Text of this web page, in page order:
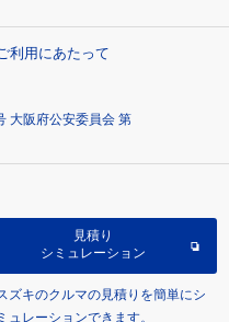
利用にあたって
大阪府公安委員会 第
見積り
シミュレーション
ズキのクルマの見積りを簡単にシ
ミュレーションできます。